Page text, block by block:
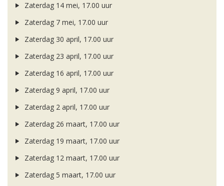
Zaterdag 14 mei, 17.00 uur
Zaterdag 7 mei, 17.00 uur
Zaterdag 30 april, 17.00 uur
Zaterdag 23 april, 17.00 uur
Zaterdag 16 april, 17.00 uur
Zaterdag 9 april, 17.00 uur
Zaterdag 2 april, 17.00 uur
Zaterdag 26 maart, 17.00 uur
Zaterdag 19 maart, 17.00 uur
Zaterdag 12 maart, 17.00 uur
Zaterdag 5 maart, 17.00 uur